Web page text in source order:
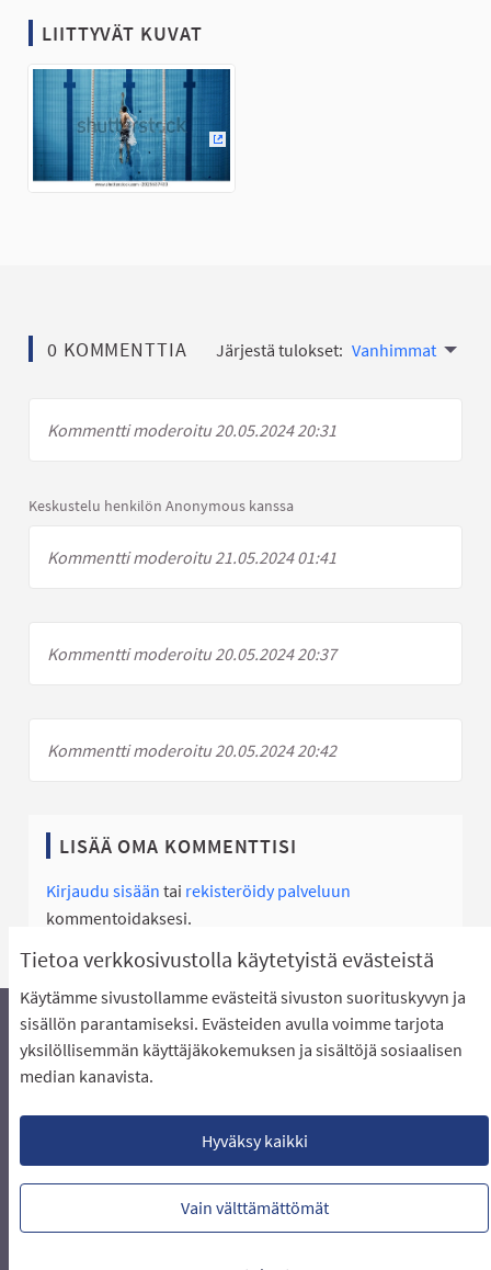
Tietoa verkkosivustolla käytetyistä evästeistä
Käytämme sivustollamme evästeitä sivuston suorituskyvyn ja
sisällön parantamiseksi. Evästeiden avulla voimme tarjota
yksilöllisemmän käyttäjäkokemuksen ja sisältöjä sosiaalisen
median kanavista.
Hyväksy kaikki
Vain välttämättömät
LIITTYVÄT KUVAT
0 KOMMENTTIA Järjestä tulokset: Vanhimmat
Kommentti moderoitu 20.05.2024 20:31
Keskustelu henkilön Anonymous kanssa
Kommentti moderoitu 21.05.2024 01:41
Kommentti moderoitu 20.05.2024 20:37
Kommentti moderoitu 20.05.2024 20:42
LISÄÄ OMA KOMMENTTISI
Kirjaudu sisään tai rekisteröidy palveluun
kommentoidaksesi.
Äänestyksen pikaohjeet
Usein kysytyt kysymykset
Näin äänestät Asukasbudjetissa
Lataa avoimet datatiedostot
Evästeasetukset
Verkkosivusto luotuvapaan ohjelmiston